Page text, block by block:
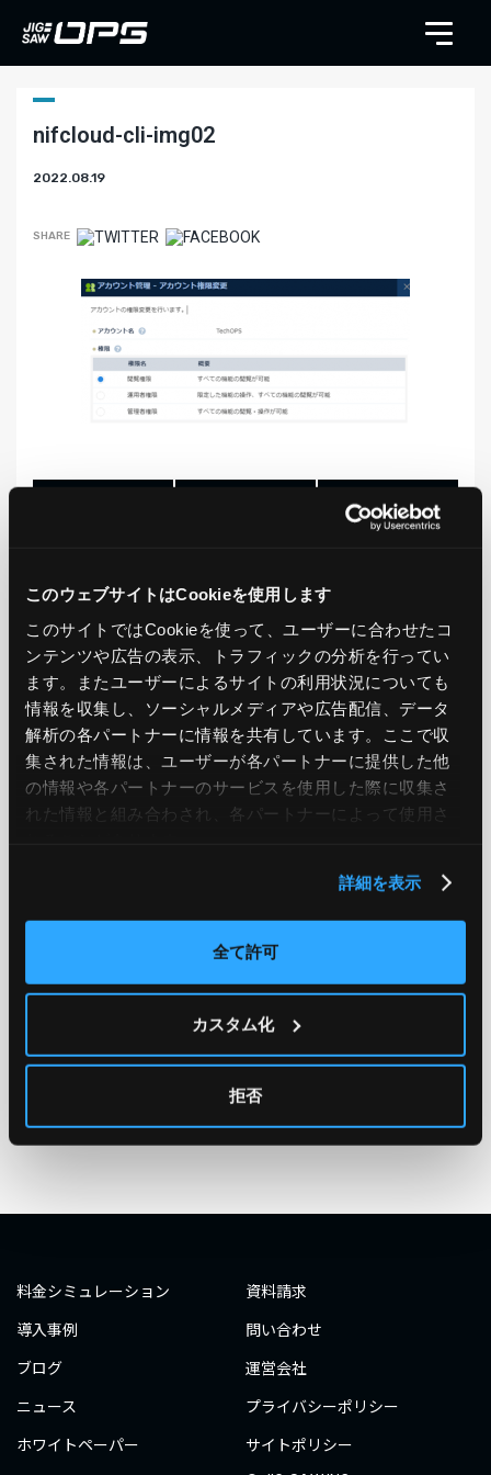
このウェブサイトはCookieを使用します
このサイトではCookieを使って、ユーザーに合わせたコ
ンテンツや広告の表示、トラフィックの分析を行ってい
ます。またユーザーによるサイトの利用状況についても
情報を収集し、ソーシャルメディアや広告配信、データ
解析の各パートナーに情報を共有しています。ここで収
集された情報は、ユーザーが各パートナーに提供した他
の情報や各パートナーのサービスを使用した際に収集さ
れた情報と組み合わされ、各パートナーによって使用さ
詳細を表示
全て許可
カスタム化
拒否
nifcloud-cli-img02
2022.08.19
SHARE
BACK TO LIST
CATEGORY
AWS GCP Azure ON PREMISE
#エンジニア #AWS re:Invent 2019 #奮闘記
#構築
#自動化 #エンジニア
#ダミーダミー
#ダミー
料金シミュレーション
導入事例
ブログ
ニュース
ホワイトペーパー
資料請求
問い合わせ
運営会社
プライバシーポリシー
サイトポリシー